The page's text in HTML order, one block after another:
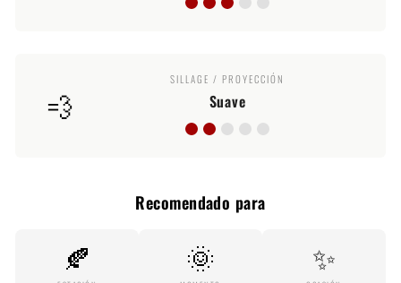
💨
SILLAGE / PROYECCIÓN
Suave
Recomendado para
🍂 🌞 ✨